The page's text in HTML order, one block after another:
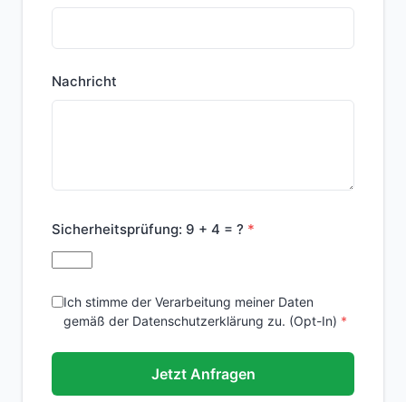
Nachricht
Sicherheitsprüfung: 9 + 4 = ?
Ich stimme der Verarbeitung meiner Daten
gemäß der Datenschutzerklärung zu. (Opt-In)
Jetzt Anfragen